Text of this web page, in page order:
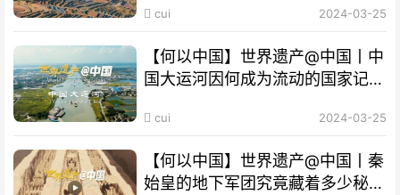
cui 2024-03-25
【何以中国】世界遗产@中国丨中
国大运河因何成为流动的国家记
cui 2024-03-25
【何以中国】世界遗产@中国丨秦
始皇的地下军团究竟藏着多少秘